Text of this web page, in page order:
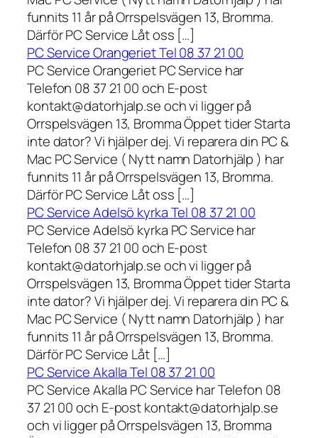
funnits 11 år på Orrspelsvägen 13, Bromma.
Därför PC Service Låt oss […]
PC Service Orangeriet Tel 08 37 21 00
PC Service Orangeriet PC Service har
Telefon 08 37 21 00 och E-post
kontakt@datorhjalp.se och vi ligger på
Orrspelsvägen 13, Bromma Öppet tider Starta
inte dator? Vi hjälper dej. Vi reparera din PC &
Mac PC Service ( Nytt namn Datorhjälp ) har
funnits 11 år på Orrspelsvägen 13, Bromma.
Därför PC Service Låt oss […]
PC Service Adelsö kyrka Tel 08 37 21 00
PC Service Adelsö kyrka PC Service har
Telefon 08 37 21 00 och E-post
kontakt@datorhjalp.se och vi ligger på
Orrspelsvägen 13, Bromma Öppet tider Starta
inte dator? Vi hjälper dej. Vi reparera din PC &
Mac PC Service ( Nytt namn Datorhjälp ) har
funnits 11 år på Orrspelsvägen 13, Bromma.
Därför PC Service Låt […]
PC Service Akalla Tel 08 37 21 00
PC Service Akalla PC Service har Telefon 08
37 21 00 och E-post kontakt@datorhjalp.se
och vi ligger på Orrspelsvägen 13, Bromma